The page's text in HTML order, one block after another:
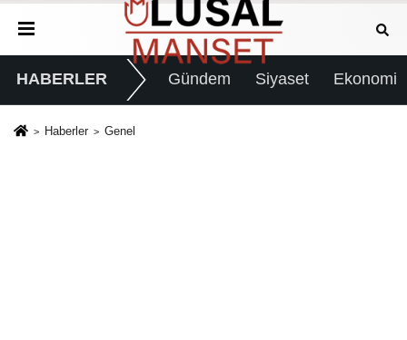
HABERLER Gündem Siyaset Ekonomi
Haberler Genel